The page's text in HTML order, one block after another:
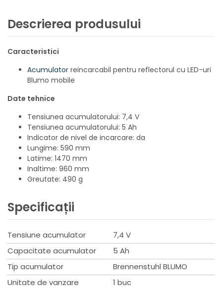
Descrierea produsului
Caracteristici
Acumulator reincarcabil pentru reflectorul cu LED-uri
Blumo mobile
Date tehnice
Tensiunea acumulatorului: 7,4 V
Tensiunea acumulatorului: 5 Ah
Indicator de nivel de incarcare: da
Lungime: 590 mm
Latime: 1470 mm
Inaltime: 960 mm
Greutate: 490 g
Specificații
Tensiune acumulator
7,4 V
Capacitate acumulator
5 Ah
Tip acumulator
Brennenstuhl BLUMO
Unitate de vanzare
1 buc